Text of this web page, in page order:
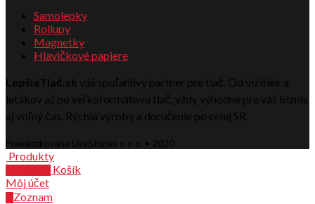
Samolepky
Rollupy
Magnetky
Hlavičkové papiere
LepšiaTlač.sk váš spoľahlivý partner pre tlač. Od vizitiek a
letákov až po veľkoformátovú tlač, vždy výhodne pre váš biznis
aj voľný čas. Rýchla výroby a doručenie po celej SR.
Prevádzkované LiveStories s. r. o. • 2020
Produkty
Košík
Môj účet
Zoznam